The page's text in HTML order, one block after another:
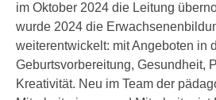
im Oktober 2024 die Leitung
wurde 2024 die
weiterentwickelt: mit Angeboten in
Geburtsvorbereitung, Gesundheit,
Kreativität. Neu im Team der